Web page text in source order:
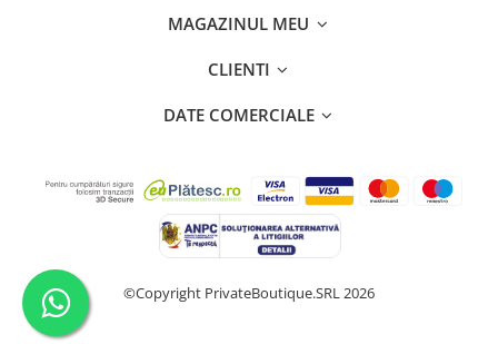
MAGAZINUL MEU
CLIENTI
DATE COMERCIALE
©Copyright PrivateBoutique.SRL 2026